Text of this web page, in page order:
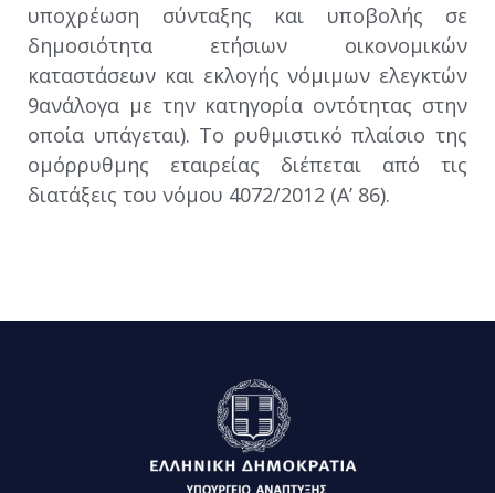
υποχρέωση σύνταξης και υποβολής σε
δημοσιότητα ετήσιων οικονομικών
καταστάσεων και εκλογής νόμιμων ελεγκτών
9ανάλογα με την κατηγορία οντότητας στην
οποία υπάγεται). Το ρυθμιστικό πλαίσιο της
ομόρρυθμης εταιρείας διέπεται από τις
διατάξεις του νόμου 4072/2012 (Α’ 86).